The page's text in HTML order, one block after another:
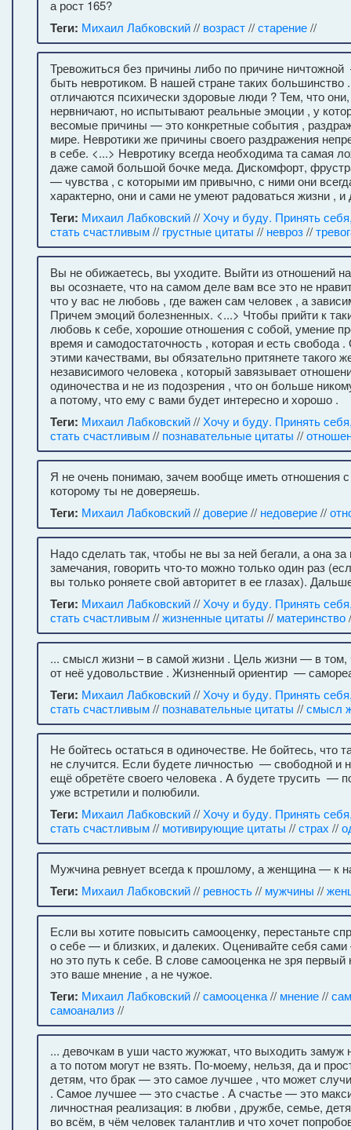
а рост 165?
Теги: Михаил Лабковский// возраст//старение//
Тревожиться без причины либо по причине
быть невротиком. В нашей стране таких большинство
отличаются психически здоровые люди ? Тем, что
нервничают, но испытывают реальные эмоции , у
весомые причины — это конкретные события ,
мире. Невротики же причины своего раздражения
в себе. <...> Невротику всегда необходима та самая
даже самой большой бочке меда. Дискомфорт,
— чувства , с которыми им привычно, с ними они
характерно, они и сами не умеют радоваться жизни ,
Теги: Михаил Лабковский// Хочу и буду. Принять
стать счастливым// грустные цитаты // невроз//
Вы не обижаетесь, вы уходите. Выйти из отношений
вы осознаете, что на самом деле вам все это не
что у вас не любовь , где важен сам человек , а
Причем эмоций болезненных. <...> Чтобы прийти к
любовь к себе, хорошие отношения с собой, умение
время и самодостаточность , которая и есть свобода
этими качествами, вы обязательно притянете такого
независимого человека , который завязывает
одиночества и не из подозрения , что он больше
а потому, что ему с вами будет интересно и хорошо .
Теги: Михаил Лабковский// Хочу и буду. Принять
стать счастливым// познавательные цитаты //
Я не очень понимаю, зачем вообще иметь отношения
которому ты не доверяешь.
Теги: Михаил Лабковский// доверие// недоверие//
Надо сделать так, чтобы не вы за ней бегали, а она
замечания, говорить что-то можно только один раз
вы только роняете свой авторитет в ее глазах).
Теги: Михаил Лабковский// Хочу и буду. Принять
стать счастливым//жизненные цитаты // материнство
... смысл жизни – в самой жизни . Цель жизни — в том,
от неё удовольствие . Жизненный ориентир —
Теги: Михаил Лабковский// Хочу и буду. Принять
стать счастливым// познавательные цитаты //смысл
Не бойтесь остаться в одиночестве. Не бойтесь, что
не случится. Если будете личностью — свободной и
ещё обретёте своего человека . А будете трусить —
уже встретили и полюбили.
Теги: Михаил Лабковский// Хочу и буду. Принять
стать счастливым// мотивирующие цитаты //страх //
Мужчина ревнует всегда к прошлому, а женщина — к
Теги: Михаил Лабковский// ревность// мужчины //
Если вы хотите повысить самооценку, перестаньте
о себе — и близких, и далеких. Оценивайте себя
но это путь к себе. В слове самооценка не зря первый
это ваше мнение , а не чужое.
Теги: Михаил Лабковский//самооценка// мнение//
самоанализ//
... девочкам в уши часто жужжат, что выходить
а то потом могут не взять. По-моему, нельзя, да и
детям, что брак — это самое лучшее , что может
. Самое лучшее — это счастье . А счастье — это
личностная реализация: в любви , дружбе, семье,
во всём, в чём человек талантлив и что хочет